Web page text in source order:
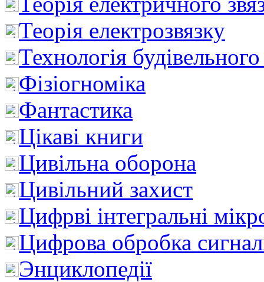
Теорія електрозвязку
Технологія
Фізіогноміка
Фантастика
Цікаві книги
Цивільна оборона
Цивільний захист
Цифрві інтегральні
Цифрова обробка
Энциклопедії